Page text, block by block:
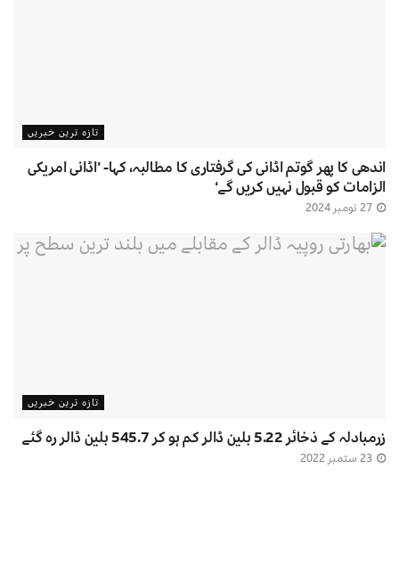
تازہ ترین خبریں
اندھی کا پھر گوتم اڈانی کی گرفتاری کا مطالبہ، کہا- ’اڈانی امریکی
الزامات کو قبول نہیں کریں گے‘
تازہ ترین خبریں
زرمبادلہ کے ذخائر 5.22 بلین ڈالر کم ہو کر 545.7 بلین ڈالر رہ گئے